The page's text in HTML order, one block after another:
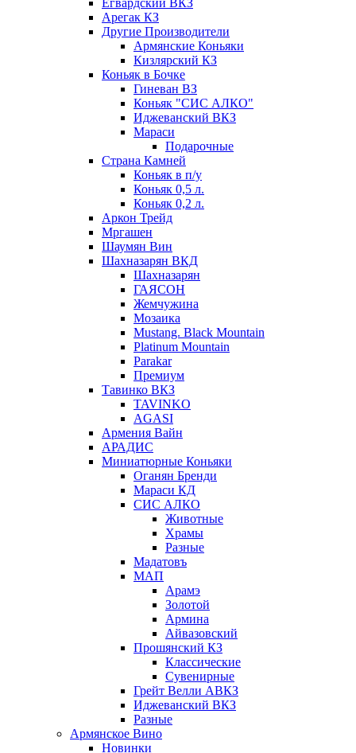
Егвардский ВКЗ
Арегак КЗ
Другие Производители
Армянские Коньяки
Кизлярский КЗ
Коньяк в Бочке
Гиневан ВЗ
Коньяк "СИС АЛКО"
Иджеванский ВКЗ
Мараси
Подарочные
Страна Камней
Коньяк в п/у
Коньяк 0,5 л.
Коньяк 0,2 л.
Аркон Трейд
Мргашен
Шаумян Вин
Шахназарян ВКД
Шахназарян
ГАЯСОН
Жемчужина
Мозаика
Mustang. Black Mountain
Platinum Mountain
Parakar
Премиум
Тавинко ВКЗ
TAVINKO
AGASI
Армения Вайн
АРАДИС
Миниатюрные Коньяки
Оганян Бренди
Мараси КД
СИС АЛКО
Животные
Храмы
Разные
Мадатовъ
МАП
Арамэ
Золотой
Армина
Айвазовский
Прошянский КЗ
Классические
Сувенирные
Грейт Велли АВКЗ
Иджеванский ВКЗ
Разные
Армянское Вино
Новинки